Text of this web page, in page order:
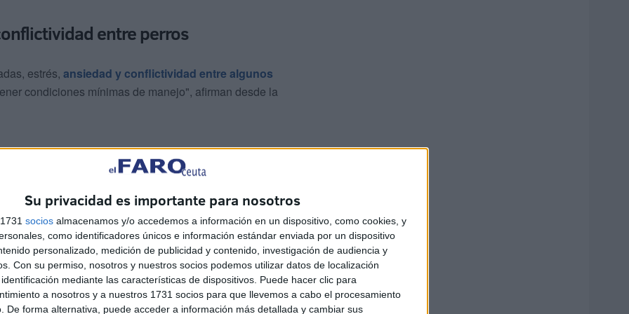
Su privacidad es importante para nosotros
socios almacenamos y/o accedemos a información en un dispositivo, como cookies, y
como identificadores únicos e información estándar enviada por un dispositivo
personalizado, medición de publicidad y contenido, investigación de audiencia y
Con su permiso, nosotros y nuestros socios podemos utilizar datos de localización
mediante las características de dispositivos. Puede hacer clic para
a nosotros y a nuestros 1731 socios para que llevemos a cabo el procesamiento
De forma alternativa, puede acceder a información más detallada y cambiar sus
entre perros
estrés, ansiedad y conflictividad entre algunos
condiciones mínimas de manejo", afirman desde la
y evitable de una negligencia
entregó toda la documentación exigida por el
a la adjudicataria. A cambio, ha recibido
sobre el estado del expediente, ningún plazo,